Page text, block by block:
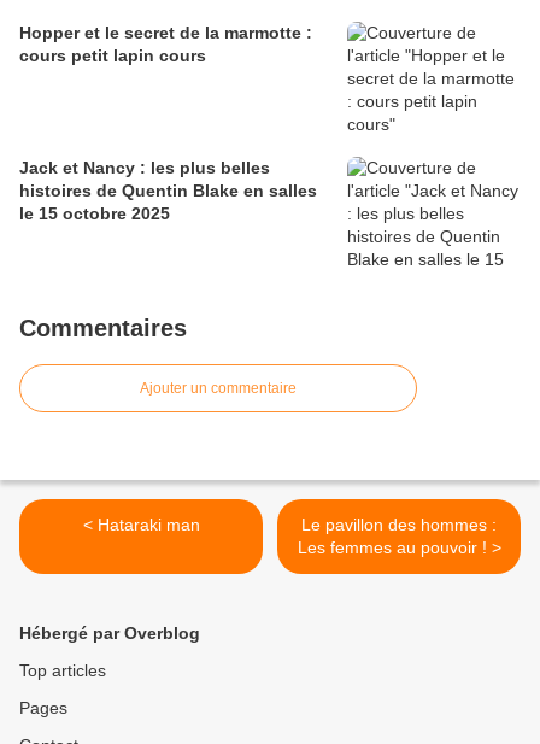
Hopper et le secret de la marmotte :
cours petit lapin cours
Jack et Nancy : les plus belles
histoires de Quentin Blake en salles
le 15 octobre 2025
Commentaires
Ajouter un commentaire
< Hataraki man
Le pavillon des hommes :
Les femmes au pouvoir ! >
Hébergé par Overblog
Top articles
Pages